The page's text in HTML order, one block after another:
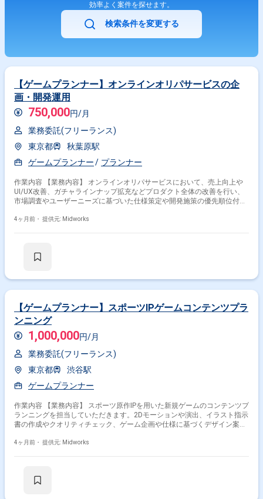
効率よく案件を探せます。
検索条件を変更する
【ゲームプランナー】オンラインオリパサービスの企
画・開発運用
750,000円/月
業務委託(フリーランス)
東京都
秋葉原駅
ゲームプランナー
プランナー
作業内容 【業務内容】 オンラインオリパサービスにおいて、売上向上や
UI/UX改善、ガチャラインナップ拡充などプロダクト全体の改善を行い、
市場調査やユーザーニーズに基づいた仕様策定や開発施策の優先順位付け
仕様策定 ・ユーザーニーズに合わせたガチャの企画・設計（排出率、アイ
継続的な改善
4ヶ月前・ 提供元: Midworks
【ゲームプランナー】スポーツIPゲームコンテンツプラ
ンニング
1,000,000円/月
業務委託(フリーランス)
東京都
渋谷駅
ゲームプランナー
作業内容 【業務内容】 スポーツ原作IPを用いた新規ゲームのコンテンツプ
ランニングを担当していただきます。2Dモーションや演出、イラスト指示
書の作成やクオリティチェック、ゲーム企画や仕様に基づくデザイン案の
ンテンツ管理業務を行います。 【作業内容】 ・2Dモーションおよび演出
4ヶ月前・ 提供元: Midworks